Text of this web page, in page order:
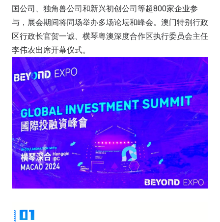
国公司、独角兽公司和新兴初创公司等超800家企业参
与，展会期间将同场举办多场论坛和峰会。澳门特别行政
区行政长官贺一诚、横琴粤澳深度合作区执行委员会主任
李伟农出席开幕仪式。